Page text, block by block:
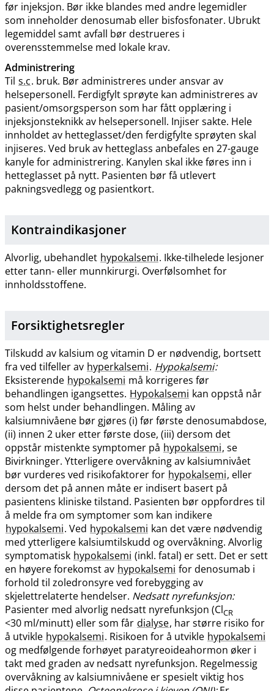
før injeksjon. Bør ikke blandes med andre legemidler
som inneholder denosumab eller bisfosfonater. Ubrukt
legemiddel samt avfall bør destrueres i
overensstemmelse med lokale krav.
Administrering
Til s.c. bruk. Bør administreres under ansvar av
helsepersonell. Ferdigfylt sprøyte kan administreres av
pasient​/​omsorgsperson som har fått opplæring i
injeksjonsteknikk av helsepersonell. Injiser sakte. Hele
innholdet av hetteglasset​/​den ferdigfylte sprøyten skal
injiseres. Ved bruk av hetteglass anbefales en 27-gauge
kanyle for administrering. Kanylen skal ikke føres inn i
hetteglasset på nytt. Pasienten bør få utlevert
pakningsvedlegg og pasientkort.
Kontraindikasjoner
Alvorlig, ubehandlet hypokalsemi. Ikke-tilhelede lesjoner
etter tann- eller munnkirurgi. Overfølsomhet for
innholdsstoffene.
Forsiktighetsregler
Tilskudd av kalsium og vitamin D er nødvendig, bortsett
fra ved tilfeller av hyperkalsemi. Hypokalsemi:
Eksisterende hypokalsemi må korrigeres før
behandlingen igangsettes. Hypokalsemi kan oppstå når
som helst under behandlingen. Måling av
kalsiumnivåene bør gjøres (i) før første denosumabdose,
(ii) innen 2 uker etter første dose, (iii) dersom det
oppstår mistenkte symptomer på hypokalsemi, se
Bivirkninger. Ytterligere overvåkning av kalsiumnivået
bør vurderes ved risikofaktorer for hypokalsemi, eller
dersom det på annen måte er indisert basert på
pasientens kliniske tilstand. Pasienten bør oppfordres til
å melde fra om symptomer som kan indikere
hypokalsemi. Ved hypokalsemi kan det være nødvendig
med ytterligere kalsiumtilskudd og overvåkning. Alvorlig
symptomatisk hypokalsemi (inkl. fatal) er sett. Det er sett
en høyere forekomst av hypokalsemi for denosumab i
forhold til zoledronsyre ved forebygging av
skjelettrelaterte hendelser. Nedsatt nyrefunksjon:
Pasienter med alvorlig nedsatt nyrefunksjon (ClCR
<30 ml/minutt) eller som får dialyse, har større risiko for
å utvikle hypokalsemi. Risikoen for å utvikle hypokalsemi
og medfølgende forhøyet paratyreoideahormon øker i
takt med graden av nedsatt nyrefunksjon. Regelmessig
overvåkning av kalsiumnivåene er spesielt viktig hos